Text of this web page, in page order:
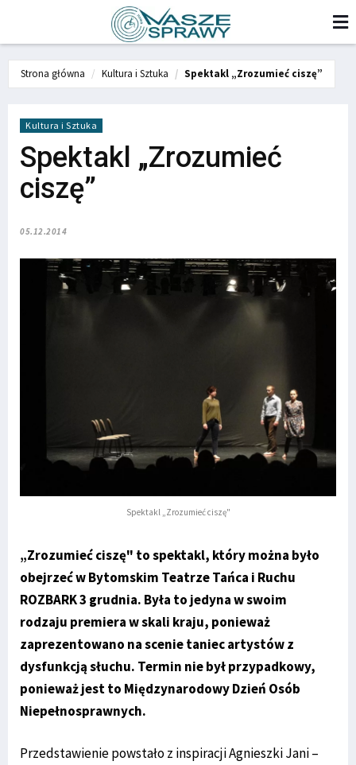
Strona główna Kultura i Sztuka Spektakl „Zrozumieć ciszę”
Kultura i Sztuka
Spektakl „Zrozumieć
ciszę”
05.12.2014
Spektakl „Zrozumieć ciszę"
„Zrozumieć ciszę" to spektakl, który można było
obejrzeć w Bytomskim Teatrze Tańca i Ruchu
ROZBARK 3 grudnia. Była to jedyna w swoim
rodzaju premiera w skali kraju, ponieważ
zaprezentowano na scenie taniec artystów z
dysfunkcją słuchu. Termin nie był przypadkowy,
ponieważ jest to Międzynarodowy Dzień Osób
Niepełnosprawnych.
Przedstawienie powstało z inspiracji Agnieszki Jani –